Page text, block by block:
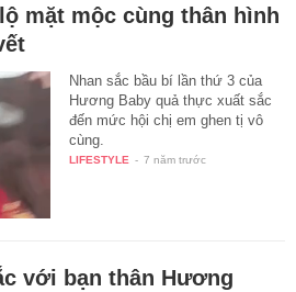
mặt mộc cùng thân hình
Nhan sắc bầu bí lần thứ 3 của
Hương Baby quả thực xuất sắc
đến mức hội chị em ghen tị vô
cùng.
LIFESTYLE - 7 năm trước
với bạn thân Hương